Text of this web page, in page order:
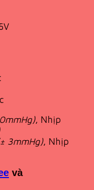
, Nhịp
3mmHg), Nhịp
và